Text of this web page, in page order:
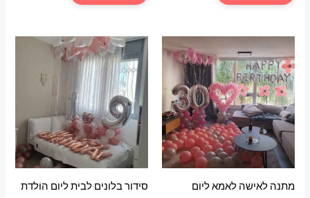
מתנה לאישה לאמא ליום
סידור בלונים לבית ליום הולדת